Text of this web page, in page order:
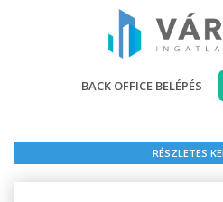
BACK OFFICE BELÉPÉS
RÉSZLETES